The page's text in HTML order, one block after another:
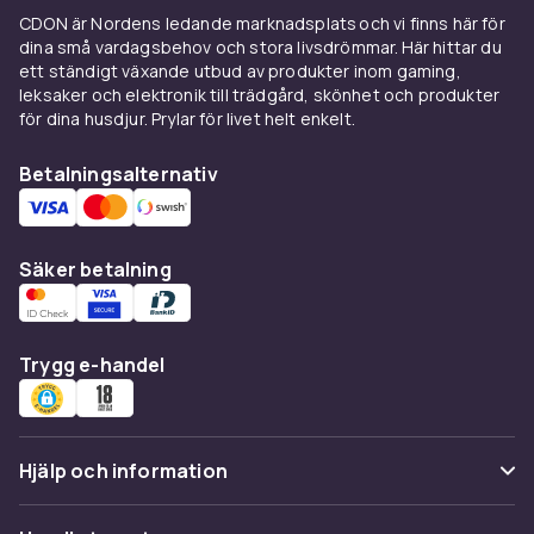
QLED TV 43 till 50 tum:Perfekt storlek för
det mindre vardagsrummet, sovrummet eller
som en högkvalitativ gamingskärm.
QLED TV 55 tum:Det gyllene snittet som
stor bildupplevelse utan att TV apparaten
tar över hela rummet.
för filmfantaster. En
där äkta biografkänslan och låter 4K
upplösningen briljera.
QLED TV 75 till 85 tum:
nöjer dig med mindre än en privat biosalong
för film och sport. Kräver sitt utrymme men
Optimera för gaming och film
CDON är Nordens ledande marknadsplats och vi finns här för
dina små vardagsbehov och stora livsdrömmar. Här hittar du
ett ständigt växande utbud av produkter inom gaming,
leksaker och elektronik till trädgård, skönhet och produkter
för dina husdjur. Prylar för livet helt enkelt.
Betalningsalternativ
Säker betalning
Trygg e-handel
Hjälp och information